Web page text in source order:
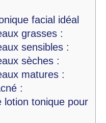
facial idéal
grasses :
sensibles :
sèches :
matures :
:
lotion tonique pour